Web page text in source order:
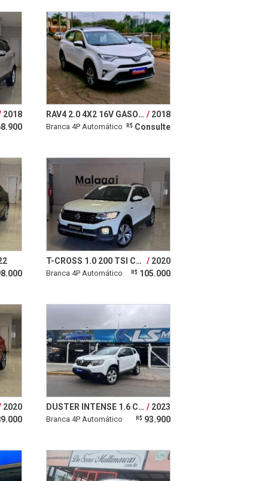
2018 RAV4 2.0 4X2 16V GASOLINA 4P AUTOMÁTICO 2018
Branca 4P Automático R$ Consulte
T-CROSS 1.0 200 TSI COMFORTLINE 2020 2020
Branca 4P Automático R$ 105.000
2020 DUSTER INTENSE 1.6 CVT 2023
Branca 4P Automático R$ 93.900